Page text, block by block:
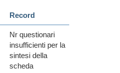
Record
Nr questionari
insufficienti per la
sintesi della
scheda